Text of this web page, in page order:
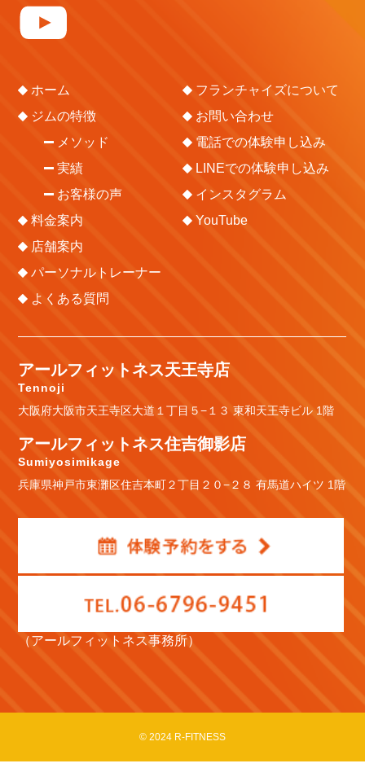
ホーム
ジムの特徴
メソッド
実績
お客様の声
料金案内
店舗案内
パーソナルトレーナー
よくある質問
フランチャイズについて
お問い合わせ
電話での体験申し込み
LINEでの体験申し込み
インスタグラム
YouTube
アールフィットネス天王寺店
Tennoji
大阪府大阪市天王寺区大道１丁目５−１３ 東和天王寺ビル 1階
アールフィットネス住吉御影店
Sumiyosimikage
兵庫県神戸市東灘区住吉本町２丁目２０−２８ 有馬道ハイツ 1階
（アールフィットネス事務所）
© 2024 R-FITNESS